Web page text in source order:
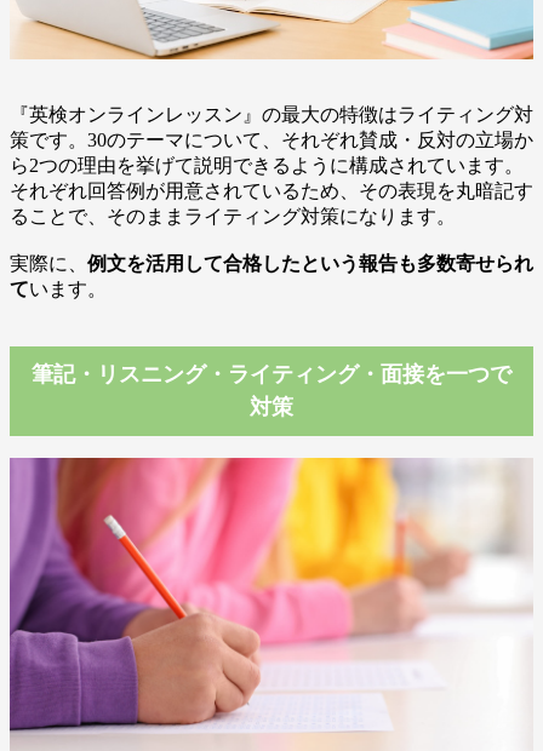
『英検オンラインレッスン』の最大の特徴はライティング対
策です。30のテーマについて、それぞれ賛成・反対の立場か
ら2つの理由を挙げて説明できるように構成されています。
それぞれ回答例が用意されているため、その表現を丸暗記す
ることで、そのままライティング対策になります。
実際に、 例文を活用して合格したという報告も多数寄せられ
ています。
筆記・リスニング・ライティング・面接を一つで
対策